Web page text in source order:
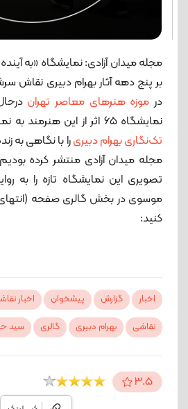
مجله میدان آزادی: نمایشگاه «به
در موزه هنرهای معاصر تهران
نمایشگاه ۶۵ اثر از این هنرمند به نمایش درآمده است. قبلا
تک‌نگاری بهرام دبیریرا با نگاهی به
مجله میدان آزادی منتشر کرده
تصویری این نمایشگاه تازه را به
موسوی در بخش گالری صفحه
کنید:
اخبار گزارش پیشخوان اخبار
نقاشی
بهرام دبیری گالری سید
3.5